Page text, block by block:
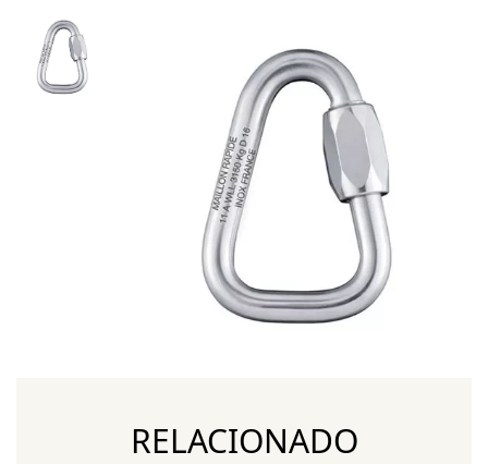
RELACIONADO